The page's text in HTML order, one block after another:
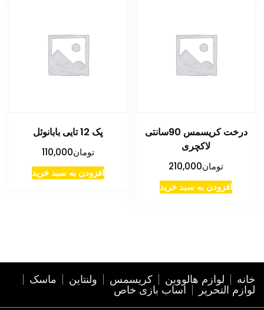
درخت کریسمس 90سانتی
لاکچری
تومان210,000
افزودن به سبد خرید
پک 12 تایی بابانوئل
تومان110,000
افزودن به سبد خرید
خانه لوازم هالووین کریسمس ولنتاین ماسک
لوازم التحریر اساب بازی خاص